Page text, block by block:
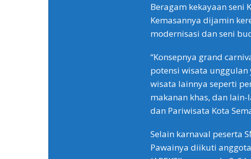
Beragam kekayaan seni
Kemasannya dijamin
modernisasi dan seni
“Konsepnya grand
potensi wisata
wisata lainnya seperti
makanan khas, dan
dan Pariwisata Kota
Selain karnaval peserta
Pawainya diikuti